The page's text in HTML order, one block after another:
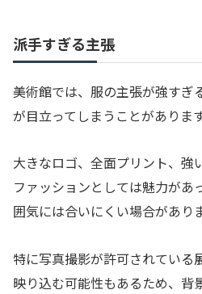
派手すぎる主張
美術館では、服の主張が強すぎ
が目立ってしまうことがあります
大きなロゴ、全面プリント、強
ファッションとしては魅力があ
囲気には合いにくい場合があり
特に写真撮影が許可されている
映り込む可能性もあるため、背